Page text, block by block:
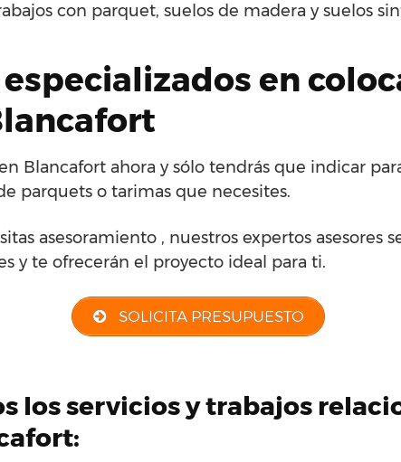
con parquet, suelos de madera y suelos
en
Blancafort ahora y sólo tendrás que indicar
parquets o tarimas que necesites.
asesoramiento , nuestros expertos asesores
y te ofrecerán el proyecto ideal para ti.
SOLICITA PRESUPUESTO
los servicios y trabajos